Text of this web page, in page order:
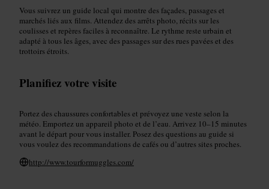
Vous suivrez un guide local qui montre des façades, passages et
marchés liés aux films. Attendez des arrêts photo, récits sur les
coulisses et repères faciles à reconnaître. Le rythme reste urbain et
adapté à tous les âges, avec des passages sur des rues pavées et des
trottoirs étroits.
Planifiez votre visite
Portez des chaussures confortables et prévoyez une veste selon la
météo. Emportez un appareil photo et de l’eau. Arrivez 10–15 minutes
avant le départ pour vous installer. Posez des questions au guide si
vous voulez des recommandations de cafés ou d’autres sites proches.
http://www.tourformuggles.com/